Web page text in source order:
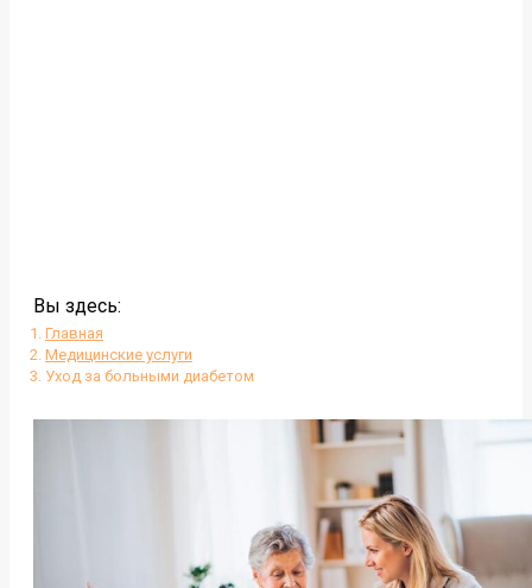
Вы здесь:
Главная
Медицинские услуги
Уход за больными диабетом